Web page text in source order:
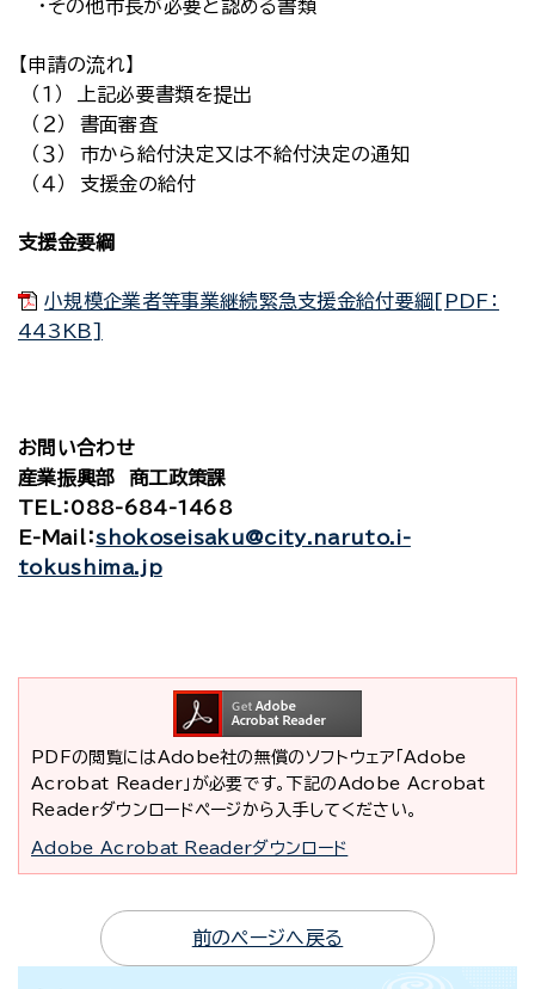
・その他市長が必要と認める書類
【申請の流れ】
（１） 上記必要書類を提出
（２） 書面審査
（３） 市から給付決定又は不給付決定の通知
（４） 支援金の給付
支援金要綱
小規模企業者等事業継続緊急支援金給付要綱[PDF：
443KB]
お問い合わせ
産業振興部 商工政策課
TEL：088-684-1468
E-Mail：shokoseisaku@city.naruto.i-
tokushima.jp
PDFの閲覧にはAdobe社の無償のソフトウェア「Adobe
Acrobat Reader」が必要です。下記のAdobe Acrobat
Readerダウンロードページから入手してください。
Adobe Acrobat Readerダウンロード
前のページへ戻る